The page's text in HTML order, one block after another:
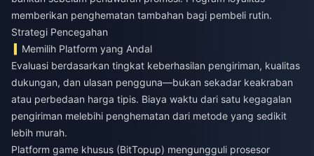
memberikan penghematan tambahan bagi pembeli rutin.
Strategi Pencegahan
Memilih Platform yang Andal
Evaluasi berdasarkan tingkat keberhasilan pengiriman, kualitas
dukungan, dan ulasan pengguna—bukan sekadar keakraban
atau perbedaan harga tipis. Biaya waktu dari satu kegagalan
pengiriman melebihi penghematan dari metode yang sedikit
lebih murah.
Platform game khusus (BitTopup) mengungguli prosesor